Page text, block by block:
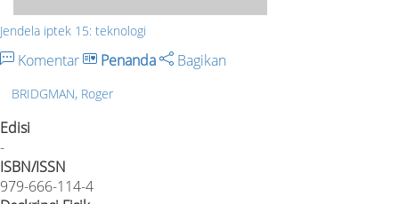
Jendela iptek 15: teknologi
Komentar Penanda Bagikan
BRIDGMAN, Roger
Edisi
-
ISBN/ISSN
979-666-114-4